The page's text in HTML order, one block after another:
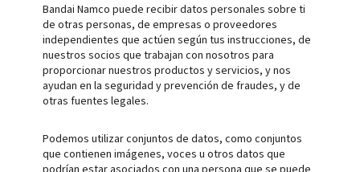
Bandai Namco puede recibir datos personales sobre ti
de otras personas, de empresas o proveedores
independientes que actúen según tus instrucciones, de
nuestros socios que trabajan con nosotros para
proporcionar nuestros productos y servicios, y nos
ayudan en la seguridad y prevención de fraudes, y de
otras fuentes legales.
Podemos utilizar conjuntos de datos, como conjuntos
que contienen imágenes, voces u otros datos que